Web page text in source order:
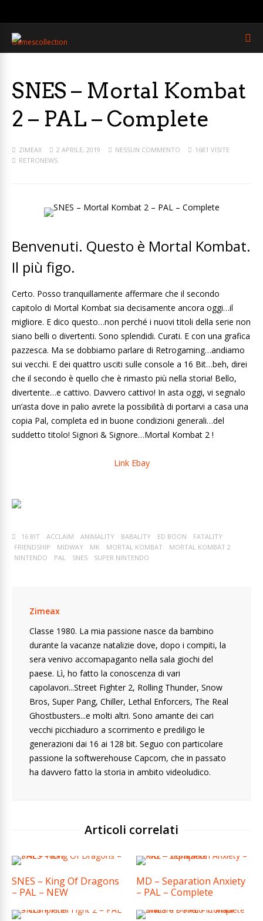
SNES – Mortal Kombat
2 – PAL – Complete
ZIMEAX 2 APRILE, 2019 NESSUN COMMENTO
1681 VISITE
RETRONEWS
Benvenuti. Questo è Mortal Kombat.
Il più figo.
Certo. Posso tranquillamente affermare che il secondo
capitolo di Mortal Kombat sia decisamente ancora oggi…il
migliore. E dico questo…non perché i nuovi titoli della serie non
siano belli o divertenti. Sono splendidi. Curati. E con una grafica
pazzesca. Ma se dobbiamo parlare di Retrogaming…andiamo
sui vecchi. E dei quattro usciti sulle console a 16 Bit…beh, direi
che il secondo è quello che è rimasto più nella storia! Bello,
divertente…e cattivo. Davvero cattivo! In asta oggi, vi segnalo
un’asta dove in palio avrete la possibilità di portarvi a casa una
copia Pal, completa ed in buone condizioni generali…del
suddetto titolo! Signori & Signore…Mortal Kombat 2 !
Link Ebay
16 BIT ACCLAIM ANIMALITY BABALITY ED BOON
FATALITY
FRIENDSHIP
MIDWAY MK MORTAL KOMBAT
MORTAL KOMBAT 2
NINTENDO
PAL SNES SUPER NINTENDO
Zimeax
Classe 1980. La mia passione nasce da bambino
durante la vacanze natalizie dove, dopo i compiti, la
sera venivo accomapaganto nella sala giochi del
paese. Lì, ho fatto la conoscenza di vari
capolavori...Street Fighter 2, Rolling Thunder, Snow
Bros, Super Pang, Chiller, Lethal Enforcers, The Real
Ghostbusters...e molti altri. Sono amante dei cari
vecchi picchiaduro a scorrimento e prediligo le
generazioni dai 16 ai 128 bit. Seguo con particolare
passione la softwerehouse Capcom, che in passato
ha davvero fatto la storia in ambito videoludico.
Articoli correlati
SNES – King Of Dragons
– PAL – NEW
MD – Separation Anxiety
– PAL – Complete